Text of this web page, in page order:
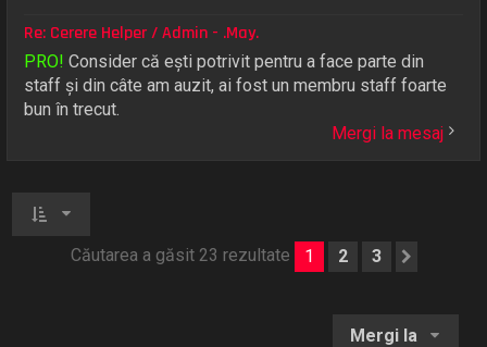
Re: Cerere Helper / Admin - .May.
PRO! Consider că ești potrivit pentru a face parte din
staff și din câte am auzit, ai fost un membru staff foarte
bun în trecut.
Mergi la mesaj
Căutarea a găsit 23 rezultate 1 2 3
Mergi la